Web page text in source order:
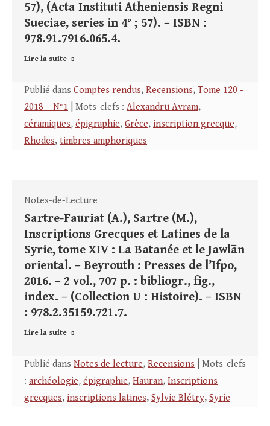
57), (Acta Instituti Atheniensis Regni
Sueciae, series in 4° ; 57). – ISBN :
978.91.7916.065.4.
Lire la suite
Publié dans Comptes rendus, Recensions, Tome 120 -
2018 – N°1 | Mots-clefs : Alexandru Avram,
céramiques, épigraphie, Grèce, inscription grecque,
Rhodes, timbres amphoriques
Notes-de-Lecture
Sartre-Fauriat (A.), Sartre (M.),
Inscriptions Grecques et Latines de la
Syrie, tome XIV : La Batanée et le Jawlān
oriental. – Beyrouth : Presses de l’Ifpo,
2016. – 2 vol., 707 p. : bibliogr., fig.,
index. – (Collection U : Histoire). – ISBN
: 978.2.35159.721.7.
Lire la suite
Publié dans Notes de lecture, Recensions | Mots-clefs
: archéologie, épigraphie, Hauran, Inscriptions
grecques, inscriptions latines, Sylvie Blétry, Syrie